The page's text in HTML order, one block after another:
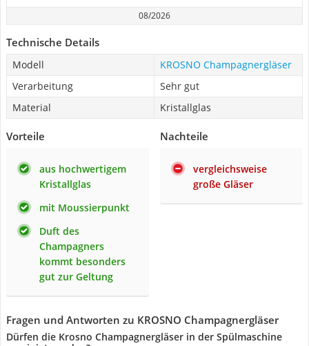
08/2026
Technische Details
Modell
KROSNO Champagnergläser
Verarbeitung
Sehr gut
Material
Kristallglas
Vorteile
aus hochwertigem
Kristallglas
mit Moussierpunkt
Duft des
Champagners
kommt besonders
gut zur Geltung
Nachteile
vergleichsweise
große Gläser
Fragen und Antworten zu KROSNO Champagnergläser
Dürfen die Krosno Champagnergläser in der Spülmaschine